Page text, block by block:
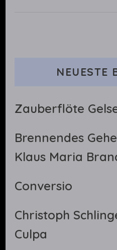
NEUESTE
Zauberflöte
Brennendes
Klaus Maria
Conversio
Christoph
Culpa